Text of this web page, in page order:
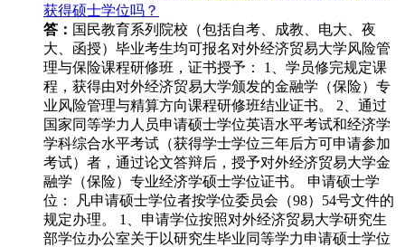
获得硕士学位吗？
答： 国民教育系列院校（包括自考、成教、电大、夜
大、函授）毕业考生均可报名对外经济贸易大学风险管
理与保险课程研修班，证书授予： 1、学员修完规定课
程，获得由对外经济贸易大学颁发的金融学（保险）专
业风险管理与精算方向课程研修班结业证书。 2、通过
国家同等学力人员申请硕士学位英语水平考试和经济学
学科综合水平考试（获得学士学位三年后方可申请参加
考试）者，通过论文答辩后，授予对外经济贸易大学金
融学（保险）专业经济学硕士学位证书。 申请硕士学
位： 凡申请硕士学位者按学位委员会（98）54号文件的
规定办理。 1、申请学位按照对外经济贸易大学研究生
部学位办公室关于以研究生毕业同等学力申请硕士学位